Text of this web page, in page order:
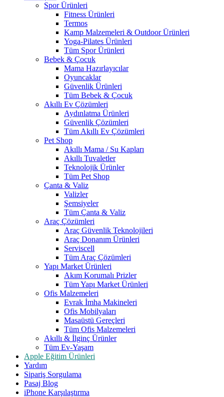
Spor Ürünleri
Fitness Ürünleri
Termos
Kamp Malzemeleri & Outdoor Ürünleri
Yoga-Pilates Ürünleri
Tüm Spor Ürünleri
Bebek & Çocuk
Mama Hazırlayıcılar
Oyuncaklar
Güvenlik Ürünleri
Tüm Bebek & Çocuk
Akıllı Ev Çözümleri
Aydınlatma Ürünleri
Güvenlik Çözümleri
Tüm Akıllı Ev Çözümleri
Pet Shop
Akıllı Mama / Su Kapları
Akıllı Tuvaletler
Teknolojik Ürünler
Tüm Pet Shop
Çanta & Valiz
Valizler
Şemsiyeler
Tüm Çanta & Valiz
Araç Çözümleri
Araç Güvenlik Teknolojileri
Araç Donanım Ürünleri
Serviscell
Tüm Araç Çözümleri
Yapı Market Ürünleri
Akım Korumalı Prizler
Tüm Yapı Market Ürünleri
Ofis Malzemeleri
Evrak İmha Makineleri
Ofis Mobilyaları
Masaüstü Gereçleri
Tüm Ofis Malzemeleri
Akıllı & İlginç Ürünler
Tüm Ev-Yaşam
Apple Eğitim Ürünleri
Yardım
Sipariş Sorgulama
Pasaj Blog
iPhone Karşılaştırma